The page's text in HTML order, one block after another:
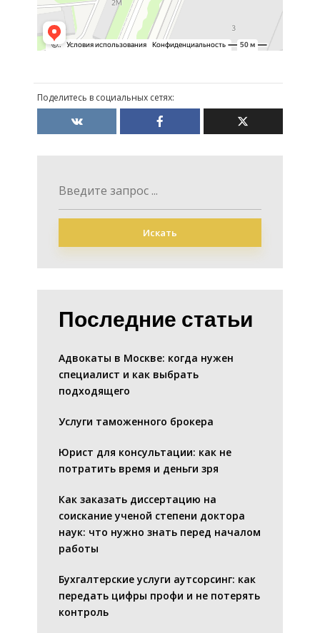
Поделитесь в социальных сетях:
Искать
Последние статьи
Адвокаты в Москве: когда нужен
специалист и как выбрать
подходящего
Услуги таможенного брокера
Юрист для консультации: как не
потратить время и деньги зря
Как заказать диссертацию на
соискание ученой степени доктора
наук: что нужно знать перед началом
работы
Бухгалтерские услуги аутсорсинг: как
передать цифры профи и не потерять
контроль